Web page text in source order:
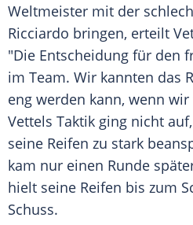
Weltmeister mit der
Ricciardo bringen, erteilt
"Die Entscheidung für den
im Team. Wir kannten das
eng werden kann, wenn
Vettels Taktik ging nicht
seine Reifen zu stark
kam nur einen Runde
hielt seine Reifen bis zum
Schuss.